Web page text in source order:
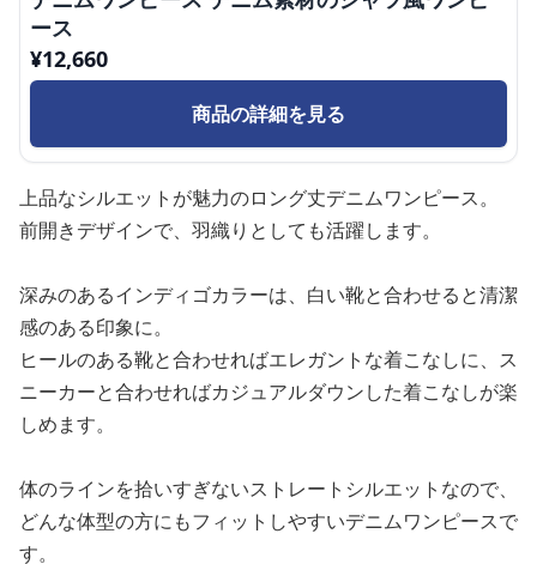
ース
¥12,660
商品の詳細を見る
上品なシルエットが魅力のロング丈デニムワンピース。
前開きデザインで、羽織りとしても活躍します。
深みのあるインディゴカラーは、白い靴と合わせると清潔
感のある印象に。
ヒールのある靴と合わせればエレガントな着こなしに、ス
ニーカーと合わせればカジュアルダウンした着こなしが楽
しめます。
体のラインを拾いすぎないストレートシルエットなので、
どんな体型の方にもフィットしやすいデニムワンピースで
す。